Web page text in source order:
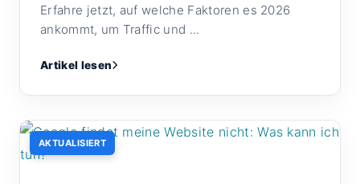
Erfahre jetzt, auf welche Faktoren es 2026
ankommt, um Traffic und ...
Artikel lesen
AKTUALISIERT